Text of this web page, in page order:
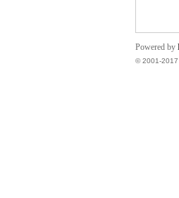
Powered by
© 2001-2017